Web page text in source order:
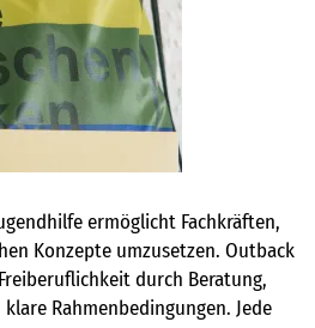
ermöglicht Fachkräften,
Konzepte umzusetzen. Outback
durch Beratung,
Rahmenbedingungen. Jede